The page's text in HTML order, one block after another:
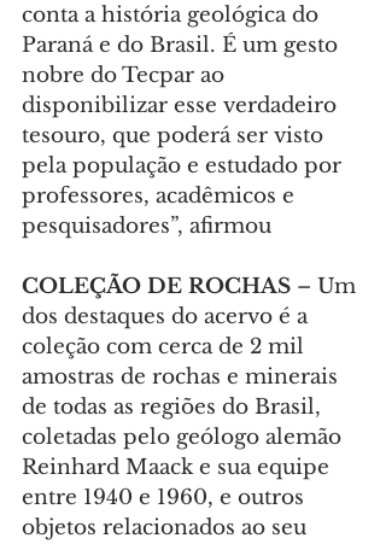
conta a história geológica do
Paraná e do Brasil. É um gesto
nobre do Tecpar ao
disponibilizar esse verdadeiro
tesouro, que poderá ser visto
pela população e estudado por
professores, acadêmicos e
pesquisadores”, afirmou
COLEÇÃO DE ROCHAS – Um
dos destaques do acervo é a
coleção com cerca de 2 mil
amostras de rochas e minerais
de todas as regiões do Brasil,
coletadas pelo geólogo alemão
Reinhard Maack e sua equipe
entre 1940 e 1960, e outros
objetos relacionados ao seu